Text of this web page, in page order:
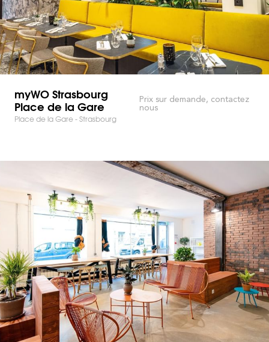
myWO Strasbourg
Place de la Gare
Place de la Gare - Strasbourg
Prix sur demande, contactez
nous